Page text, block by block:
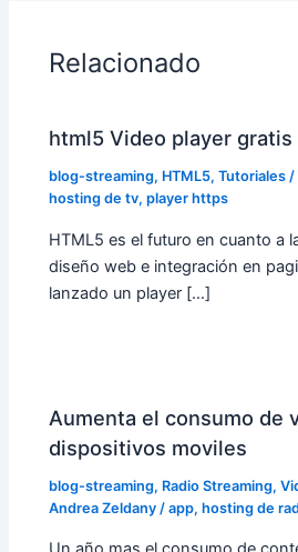
Relacionado
html5 Video player gratis
blog-streaming, HTML5,Tutoriales /
hosting de tv,player https
HTML5 es el futuro en cuanto a
diseño web e integración en
lanzado un player […]
Aumenta el consumo de
dispositivos moviles
blog-streaming, Radio Streaming,
Andrea Zeldany /app,hosting de